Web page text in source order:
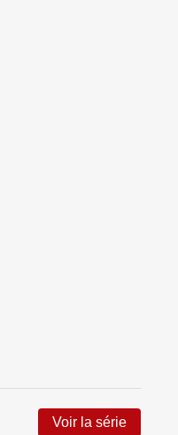
Voir la série